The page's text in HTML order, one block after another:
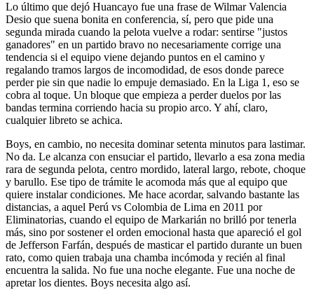
Lo último que dejó Huancayo fue una frase de Wilmar Valencia
Desio que suena bonita en conferencia, sí, pero que pide una
segunda mirada cuando la pelota vuelve a rodar: sentirse "justos
ganadores" en un partido bravo no necesariamente corrige una
tendencia si el equipo viene dejando puntos en el camino y
regalando tramos largos de incomodidad, de esos donde parece
perder pie sin que nadie lo empuje demasiado. En la Liga 1, eso se
cobra al toque. Un bloque que empieza a perder duelos por las
bandas termina corriendo hacia su propio arco. Y ahí, claro,
cualquier libreto se achica.
Boys, en cambio, no necesita dominar setenta minutos para lastimar.
No da. Le alcanza con ensuciar el partido, llevarlo a esa zona media
rara de segunda pelota, centro mordido, lateral largo, rebote, choque
y barullo. Ese tipo de trámite le acomoda más que al equipo que
quiere instalar condiciones. Me hace acordar, salvando bastante las
distancias, a aquel Perú vs Colombia de Lima en 2011 por
Eliminatorias, cuando el equipo de Markarián no brilló por tenerla
más, sino por sostener el orden emocional hasta que apareció el gol
de Jefferson Farfán, después de masticar el partido durante un buen
rato, como quien trabaja una chamba incómoda y recién al final
encuentra la salida. No fue una noche elegante. Fue una noche de
apretar los dientes. Boys necesita algo así.